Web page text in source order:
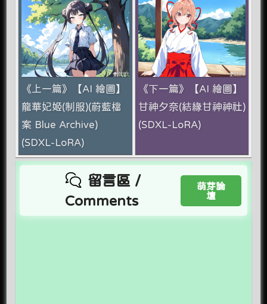
《上一篇》【AI 繪圖】
龍華妃姬(制服)(蔚藍檔
案 Blue Archive)
(SDXL-LoRA)
《下一篇》【AI 繪圖】
甘神夕奈(結緣甘神神社)
(SDXL-LoRA)
留言區 /
Comments
萌芽論
壇